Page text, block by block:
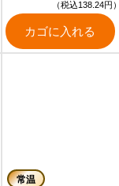
（税込138.24円
カゴに入れる
常温